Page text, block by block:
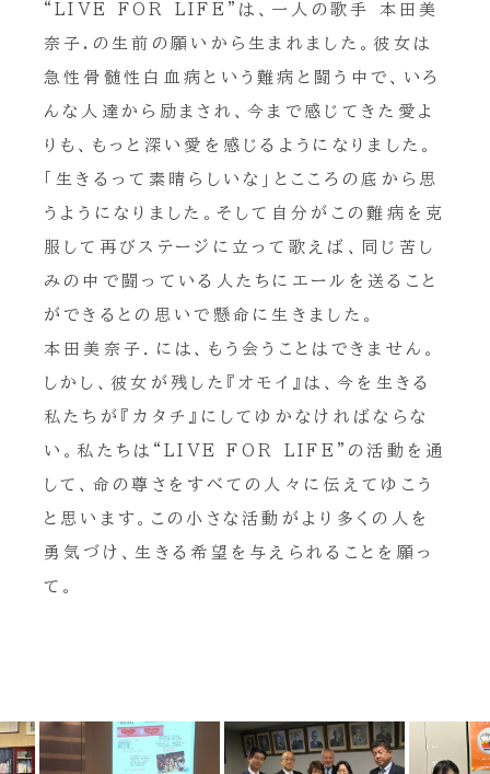
“LIVE FOR LIFE”は、一人の歌手 本田美
奈子.の生前の願いから生まれました。彼女は
急性骨髄性白血病という難病と闘う中で、いろ
んな人達から励まされ、今まで感じてきた愛よ
りも、もっと深い愛を感じるようになりました。
「生きるって素晴らしいな」とこころの底から思
うようになりました。そして自分がこの難病を克
服して再びステージに立って歌えば、同じ苦し
みの中で闘っている人たちにエールを送ること
ができるとの思いで懸命に生きました。
本田美奈子．には、もう会うことはできません。
しかし、彼女が残した『オモイ』は、今を生きる
私たちが『カタチ』にしてゆかなければならな
い。私たちは“LIVE FOR LIFE”の活動を通
して、命の尊さをすべての人々に伝えてゆこう
と思います。この小さな活動がより多くの人を
勇気づけ、生きる希望を与えられることを願っ
て。